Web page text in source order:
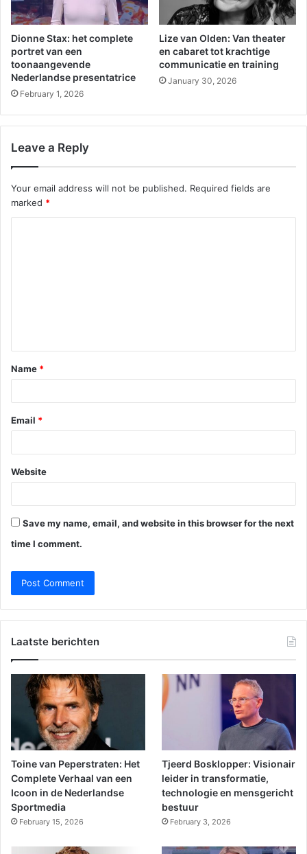
Dionne Stax: het complete
portret van een
toonaangevende
Nederlandse presentatrice
February 1, 2026
Lize van Olden: Van theater
en cabaret tot krachtige
communicatie en training
January 30, 2026
Leave a Reply
Your email address will not be published. Required fields are
marked *
t
*
Name *
Email *
Website
Save my name, email, and website in this browser for the next
time I comment.
Laatste berichten
Toine van Peperstraten: Het
Complete Verhaal van een
Icoon in de Nederlandse
Sportmedia
February 15, 2026
Tjeerd Bosklopper: Visionair
leider in transformatie,
technologie en mensgericht
bestuur
February 3, 2026